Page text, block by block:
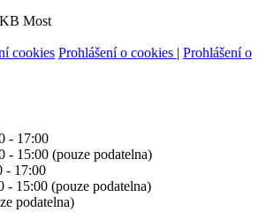
Most
cookies Prohlášení o cookies | Prohlášení o
- 17:00
- 15:00 (pouze podatelna)
- 17:00
- 15:00 (pouze podatelna)
podatelna)